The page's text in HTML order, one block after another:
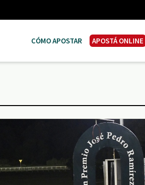
CÓMO APOSTAR APOSTÁ ONLINE